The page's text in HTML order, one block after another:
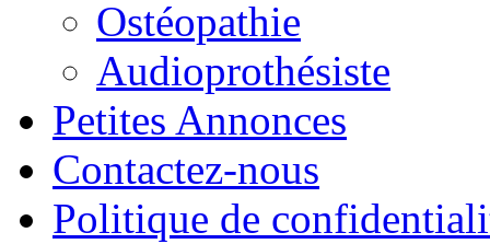
Ostéopathie
Audioprothésiste
Petites Annonces
Contactez-nous
Politique de